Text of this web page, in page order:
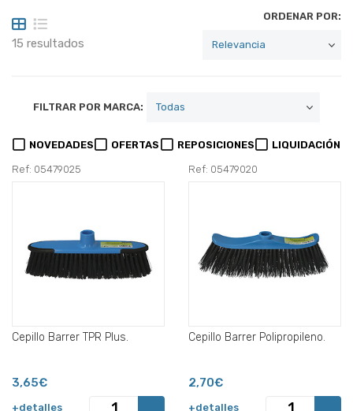
15 resultados
ORDENAR POR:
FILTRAR POR MARCA:
NOVEDADES OFERTAS REPOSICIONES LIQUIDACIÓN
Ref: 05479025
Cepillo Barrer TPR Plus.
3,65€
+detalles
Ref: 05479020
Cepillo Barrer Polipropileno.
2,70€
+detalles